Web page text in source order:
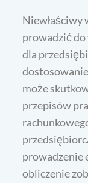
Niewłaściwy
prowadzić
dla
może
przepisów
prowadzenie
obliczenie